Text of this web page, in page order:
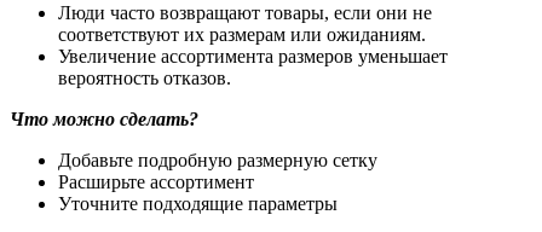
Люди часто возвращают товары, если они не
соответствуют их размерам или ожиданиям.
Увеличение ассортимента размеров уменьшает
вероятность отказов.
Что можно сделать?
Добавьте подробную размерную сетку
Расширьте ассортимент
Уточните подходящие параметры